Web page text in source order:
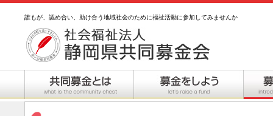
誰もが、認め合い、助け合う地域社会のために福祉活動に参加してみませんか